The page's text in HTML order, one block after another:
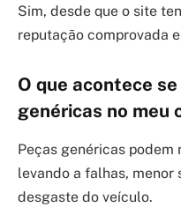
Sim, desde que o site
reputação comprovada
O que acontece
genéricas no meu
Peças genéricas
levando a falhas, menor
desgaste do veículo.